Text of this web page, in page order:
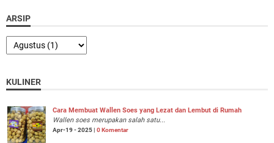
ARSIP
KULINER
Cara Membuat Wallen Soes yang Lezat dan Lembut di Rumah
Wallen soes merupakan salah satu...
Apr-19 - 2025 | 0 Komentar